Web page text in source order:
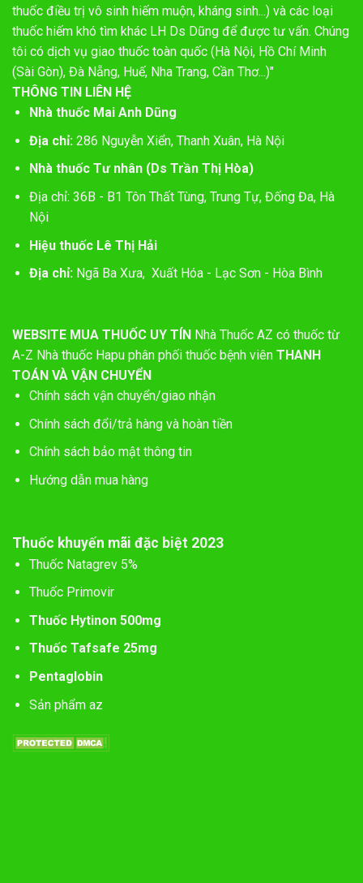
thuốc điều trị vô sinh hiếm muộn, kháng sinh...) và các loại
thuốc hiếm khó tìm khác LH Ds Dũng để được tư vấn. Chúng
tôi có dịch vụ giao thuốc toàn quốc (Hà Nội, Hồ Chí Minh
(Sài Gòn), Đà Nẵng, Huế, Nha Trang, Cần Thơ...)"
THÔNG TIN LIÊN HỆ
Nhà thuốc Mai Anh Dũng
Địa chỉ:286 Nguyễn Xiển, Thanh Xuân, Hà Nội
Nhà thuốc Tư nhân (Ds Trần Thị Hòa)
Địa chỉ: 36B - B1 Tôn Thất Tùng, Trung Tự, Đống Đa, Hà
Nội
Hiệu thuốc Lê Thị Hải
Địa chỉ: Ngã Ba Xưa, Xuất Hóa - Lạc Sơn - Hòa Bình
WEBSITE MUA THUỐC UY TÍN Nhà Thuốc AZ có thuốc từ
A-Z Nhà thuốc Hapu phân phối thuốc bệnh viên THANH
TOÁN VÀ VẬN CHUYỂN
Chính sách vận chuyển/giao nhận
Chính sách đổi/trả hàng và hoàn tiền
Chính sách bảo mật thông tin
Hướng dẫn mua hàng
Thuốc khuyến mãi đặc biệt 2023
Thuốc Natagrev 5%
Thuốc Primovir
Thuốc Hytinon 500mg
Thuốc Tafsafe 25mg
Pentaglobin
Sản phẩm az